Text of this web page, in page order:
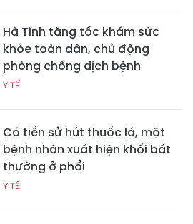
Hà Tĩnh tăng tốc khám sức
khỏe toàn dân, chủ động
phòng chống dịch bệnh
Y TẾ
Có tiền sử hút thuốc lá, một
bệnh nhân xuất hiện khối bất
thường ở phổi
Y TẾ